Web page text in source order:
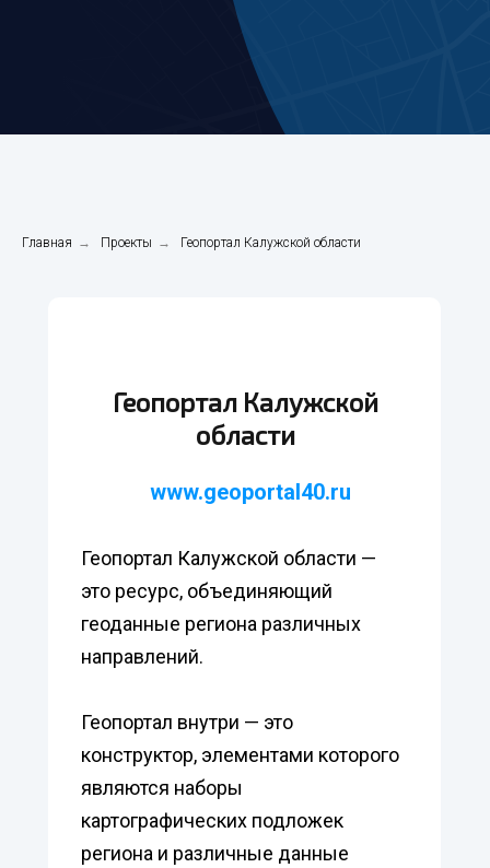
Главная → Проекты → Геопортал Калужской области
Геопортал Калужской
области
Геопортал Калужской области —
это ресурс, объединяющий
геоданные региона различных
направлений.
Геопортал внутри — это
конструктор, элементами которого
являются наборы
картографических подложек
региона и различные данные
www.geoportal40.ru